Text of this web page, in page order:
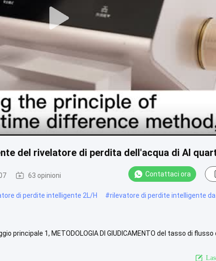
del rivelatore di perdita dell'acqua di AI
63 opinioni Contattaci ora
di perdite intelligente 2L/H #rilevatore di perdite intelligente
principale 1, METODOLOGIA DI GIUDICAMENTO del tasso di